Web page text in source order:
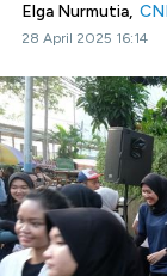
Elga Nurmutia,
28 April 2025 16:14